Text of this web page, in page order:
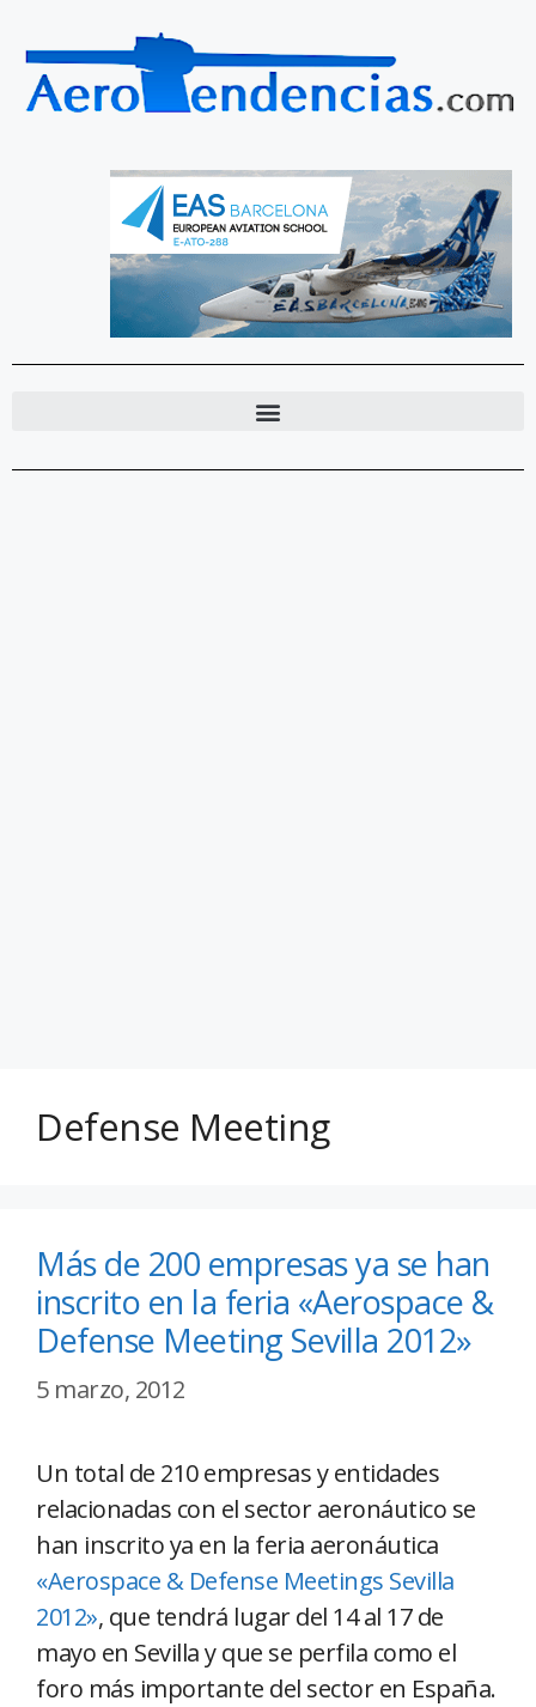
Defense Meeting
Más de 200 empresas ya se han
inscrito en la feria «Aerospace &
Defense Meeting Sevilla 2012»
5 marzo, 2012
Un total de 210 empresas y entidades
relacionadas con el sector aeronáutico se
han inscrito ya en la feria aeronáutica
«Aerospace & Defense Meetings Sevilla
2012», que tendrá lugar del 14 al 17 de
mayo en Sevilla y que se perfila como el
foro más importante del sector en España.